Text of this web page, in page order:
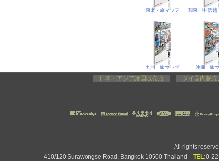
東北 - 旅マップ
九州 - 旅マップ 沖縄 - 旅
日本・アジア諸国販売店 タイ国内販
All rights
410/120 Surawongse Road, Bangkok 10500 Thailand TEL:0-